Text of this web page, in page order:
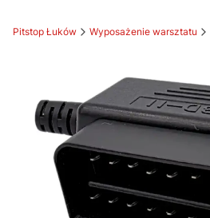
Pitstop Łuków Wyposażenie warsztatu